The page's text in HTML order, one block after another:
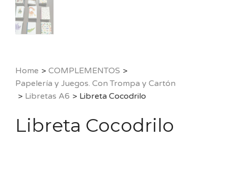
Home > COMPLEMENTOS >
Papelería y Juegos. Con Trompa y Cartón
> Libretas A6 > Libreta Cocodrilo
Libreta Cocodrilo